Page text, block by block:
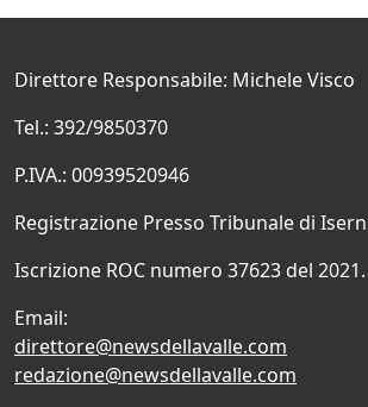
Direttore Responsabile: Michele Visco
Tel.: 392/9850370
P.IVA.: 00939520946
Registrazione Presso Tribunale di
Iscrizione ROC numero 37623 del 2021.
Email:
direttore@newsdellavalle.com
redazione@newsdellavalle.com